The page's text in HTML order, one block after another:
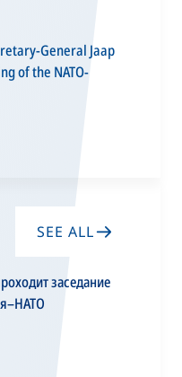
General Jaap
of the NATO-
SEE ALL
заседание